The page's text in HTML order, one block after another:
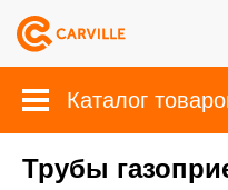
Каталог
Трубы